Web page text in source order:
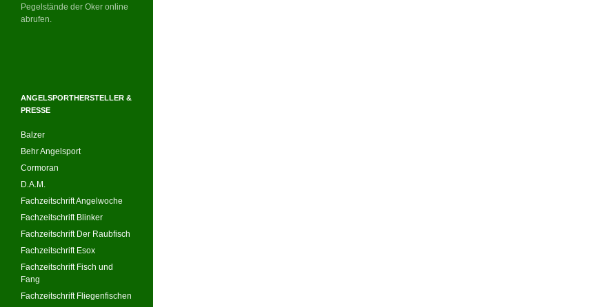
Pegelstände der Oker online
abrufen.
ANGELSPORTHERSTELLER &
PRESSE
Balzer
Behr Angelsport
Cormoran
D.A.M.
Fachzeitschrift Angelwoche
Fachzeitschrift Blinker
Fachzeitschrift Der Raubfisch
Fachzeitschrift Esox
Fachzeitschrift Fisch und
Fang
Fachzeitschrift Fliegenfischen